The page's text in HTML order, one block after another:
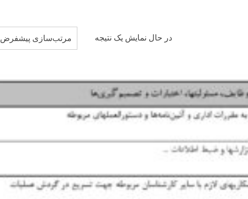
در حال نمایش یک نتیجه مرتب‌سازی پیشفرض